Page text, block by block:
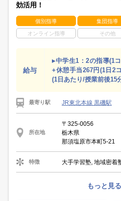
効活用！
個別指導 集団指導
オンライン指導 その他
給与
▸中学生1：2の指導(1
+休憩手当267円(1日2
(1日あたり/授業前後15
最寄り駅 JR東北本線 黒磯駅
所在地
〒325-0056
栃木県
那須塩原市本町5-21
特徴 大手学習塾, 地域密着
もっと見る